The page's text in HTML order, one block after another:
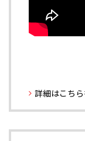
詳細はこちら